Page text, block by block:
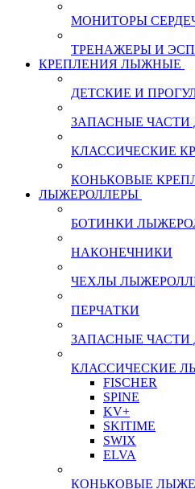
МОНИТОРЫ
ТРЕНАЖЕРЫ И
КРЕПЛЕНИЯ ЛЫЖНЫЕ
ДЕТСКИЕ И
ЗАПАСНЫЕ ЧАСТИ
КЛАССИЧЕСКИЕ
КОНЬКОВЫЕ
ЛЫЖЕРОЛЛЕРЫ
БОТИНКИ
НАКОНЕЧНИКИ
ЧЕХЛЫ
ПЕРЧАТКИ
ЗАПАСНЫЕ ЧАСТИ
КЛАССИЧЕСКИЕ
FISCHER
SPINE
KV+
SKITIME
SWIX
ELVA
КОНЬКОВЫЕ